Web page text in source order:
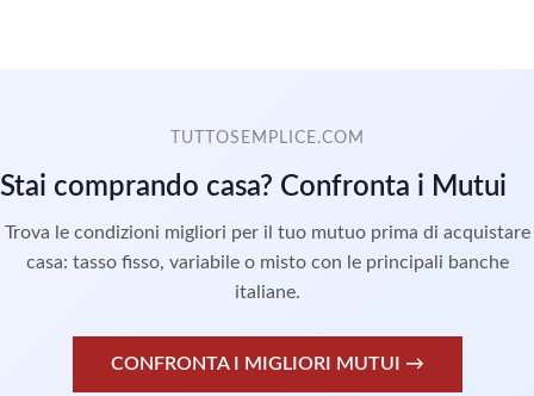
TUTTOSEMPLICE.COM
Stai comprando casa? Confronta i Mutui
Trova le condizioni migliori per il tuo mutuo prima di acquistare
casa: tasso fisso, variabile o misto con le principali banche
italiane.
CONFRONTA I MIGLIORI MUTUI →